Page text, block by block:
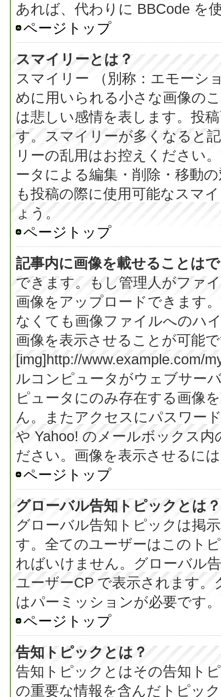
あれば、代わりに BBCode を
ページトップ
スマイリーとは？
スマイリー （別称：エモーシ
めに用いられる小さな画像の
は悲しい感情を表します。投
す。スマイリーが多くなると
リーの乱用はお控えください
ータによる編集・削除・移動
も投稿の際に使用可能なスマ
ょう。
ページトップ
記事内に画像を載せることは
できます。もし管理人がファ
画像をアップロードできます
なくても画像ファイルへのハ
画像を表示させることが可能
[img]http://www.example.com/
ルコンピュータがウェブサー
ピュータにのみ存在する画像
ん。またアクセスにパスワー
や Yahoo! のメールボックス
ださい。画像を表示させるに
ページトップ
グローバル告知トピックとは？
グローバル告知トピックは掲
す。全てのユーザーはこのト
ればいけません。グローバル
ユーザーCP で表示されます
はパーミッションが必要です。
ページトップ
告知トピックとは？
告知トピックとはその告知ト
の重要な情報を含んだトピッ